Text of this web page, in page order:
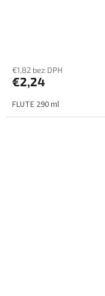
€1,82 bez DPH
€2,24
FLUTE 290 ml